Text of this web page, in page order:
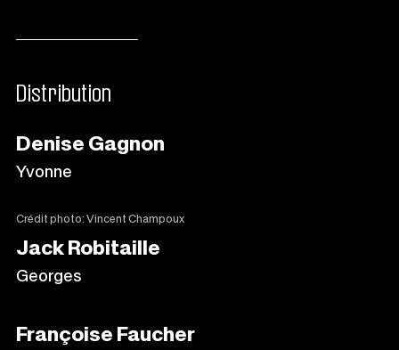
Distribution
Denise Gagnon
Yvonne
Crédit photo: Vincent Champoux
Jack Robitaille
Georges
Françoise Faucher